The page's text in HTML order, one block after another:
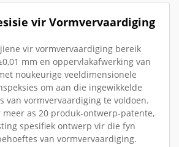
vir Vormvervaardiging
vir vormvervaardiging bereik
mm en oppervlakafwerking van
noukeurige veeldimensionele
om aan die ingewikkelde
van vormvervaardiging te voldoen.
as 20 produk-ontwerp-patente,
spesifiek ontwerp vir die fyn
van vormvervaardiging.